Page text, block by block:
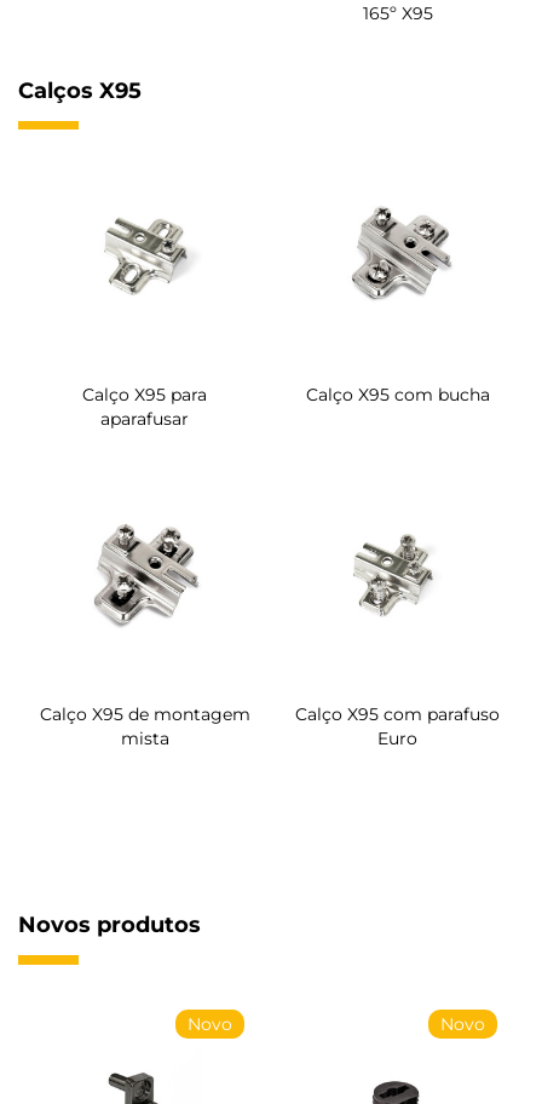
165º X95
Calços X95
Calço X95 para
aparafusar
Calço X95 com bucha
Calço X95 de montagem
mista
Calço X95 com parafuso
Euro
Novos produtos
Novo Novo